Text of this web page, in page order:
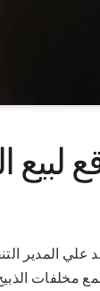
محمد علي
الذبيح